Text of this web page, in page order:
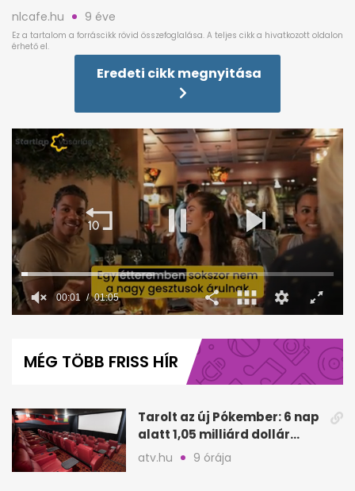
nlcafe.hu 9 éve
Eredeti cikk megnyitása
minute,
00:02 01:05
MÉG TÖBB FRISS HÍR
Tarolt az új Pókember: 6 nap
alatt 1,05 milliárd dollár
bevétel
atv.hu 9 órája